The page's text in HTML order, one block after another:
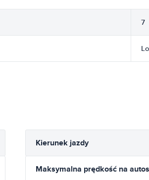
7
Kierunek jazdy
Maksymalna prędkość na